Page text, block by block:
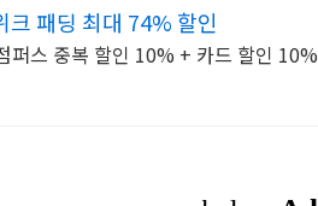
크 패딩 최대 74% 할인
퍼스 중복 할인 10% + 카드 할인 10%